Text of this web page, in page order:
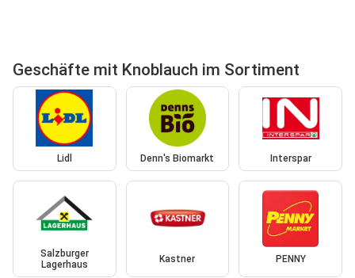
Geschäfte mit Knoblauch im Sortiment
Lidl Denn's Biomarkt Interspar
Salzburger
Lagerhaus
Kastner PENNY